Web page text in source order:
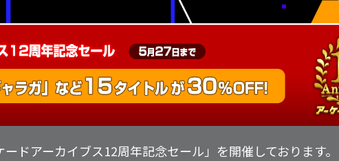
ドアーカイブス12周年記念セール」を開催しております。